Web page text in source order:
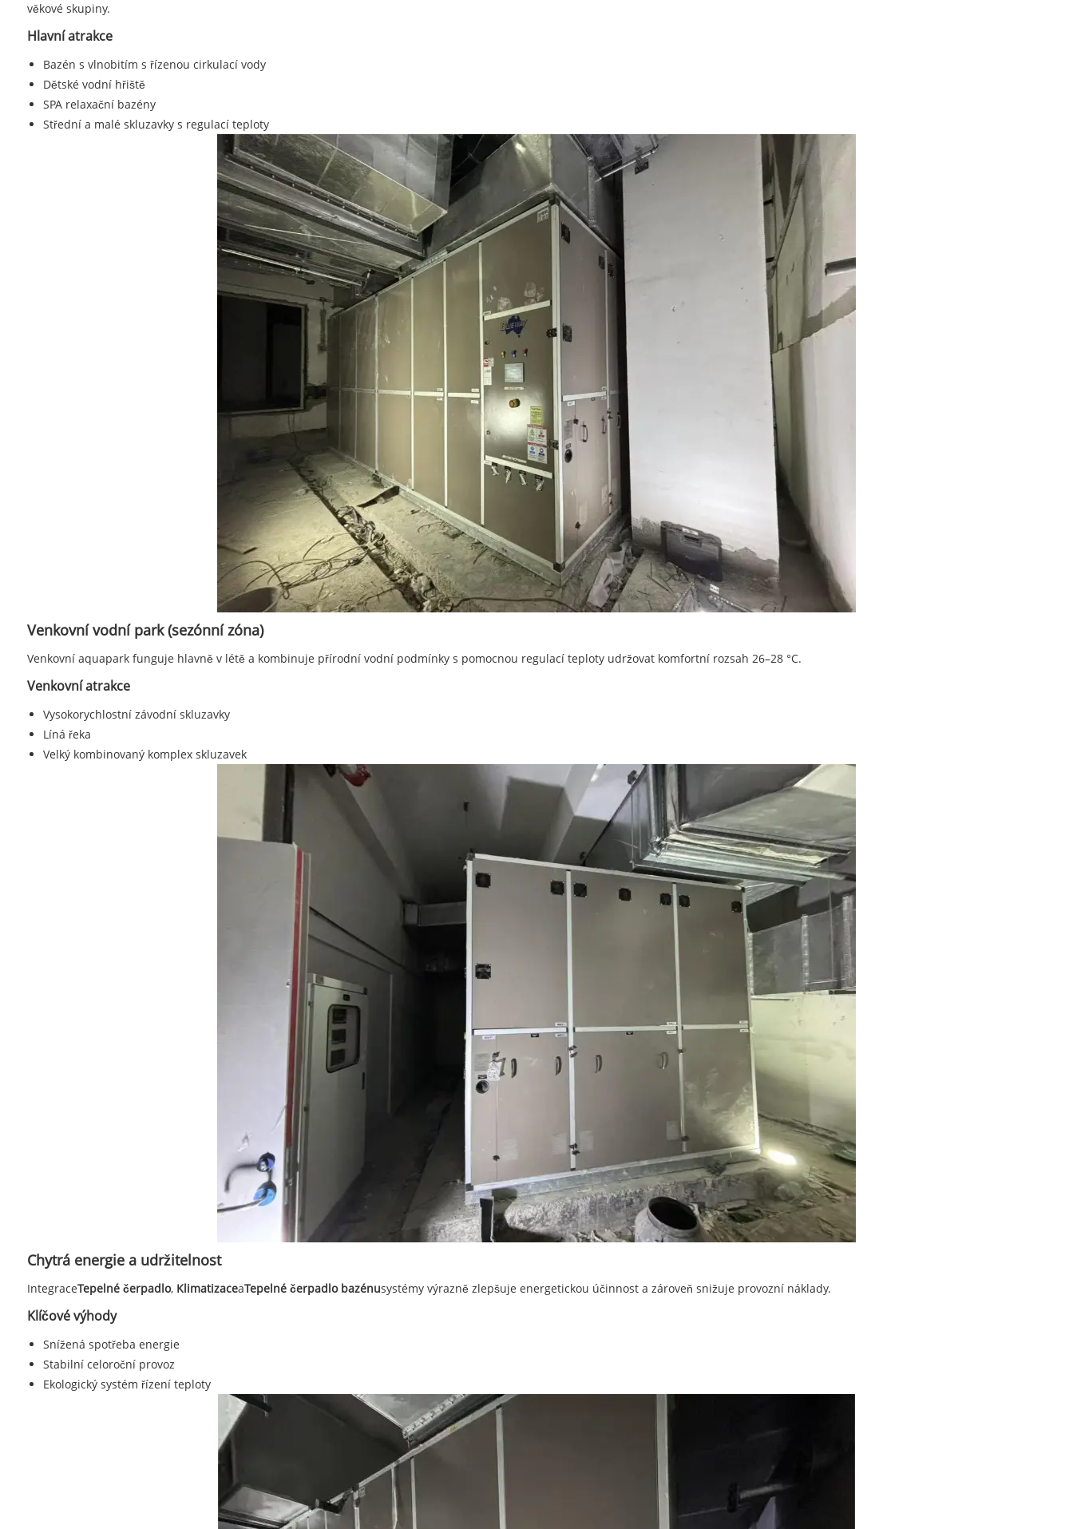
věkové skupiny.
Hlavní atrakce
Bazén s vlnobitím s řízenou cirkulací vody
Dětské vodní hřiště
SPA relaxační bazény
Střední a malé skluzavky s regulací teploty
Venkovní vodní park (sezónní zóna)
Venkovní aquapark funguje hlavně v létě a kombinuje přírodní vodní podmínky s pomocnou regulací teploty udržovat komfortní rozsah 26–28 °C.
Venkovní atrakce
Vysokorychlostní závodní skluzavky
Líná řeka
Velký kombinovaný komplex skluzavek
Chytrá energie a udržitelnost
IntegraceTepelné čerpadlo, KlimatizaceaTepelné čerpadlo bazénusystémy výrazně zlepšuje energetickou účinnost a zároveň snižuje provozní náklady.
Klíčové výhody
Snížená spotřeba energie
Stabilní celoroční provoz
Ekologický systém řízení teploty